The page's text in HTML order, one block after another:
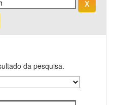
da pesquisa.